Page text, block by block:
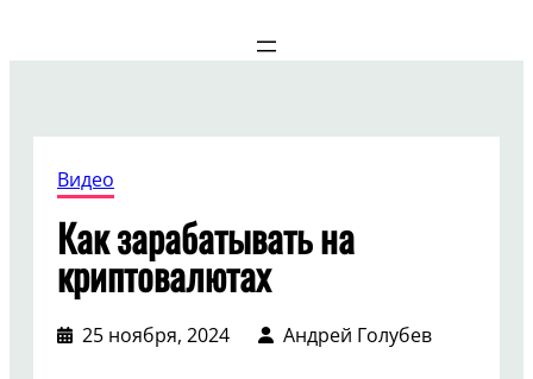
Видео
Как зарабатывать на
криптовалютах
25 ноября, 2024 Андрей Голубев